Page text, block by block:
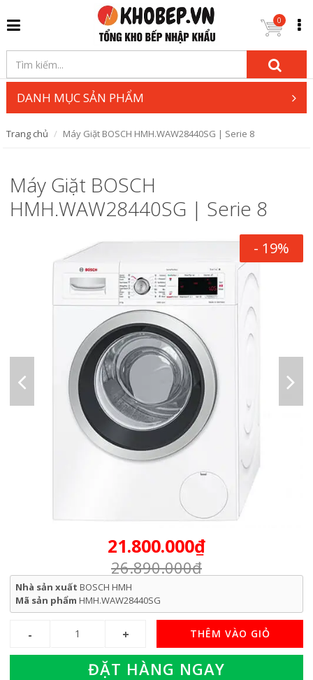
0
DANH MỤC SẢN PHẨM
Trang chủ Máy Giặt BOSCH HMH.WAW28440SG | Serie 8
Máy Giặt BOSCH
HMH.WAW28440SG | Serie 8
- 19%
21.800.000₫
26.890.000₫
Nhà sản xuất BOSCH HMH
Mã sản phẩm HMH.WAW28440SG
THÊM VÀO GIỎ
ĐẶT HÀNG NGAY